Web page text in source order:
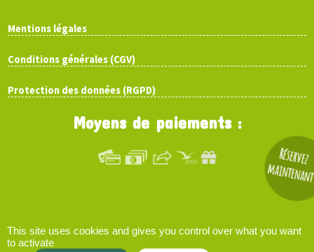
Réservez
Mentions légales
Conditions générales (CGV)
Protection des données (RGPD)
Moyens de paiements :
parcours.ninja © 2026 | site web :clarisse-b.net
This site uses cookies and gives you control over what you want
to activate